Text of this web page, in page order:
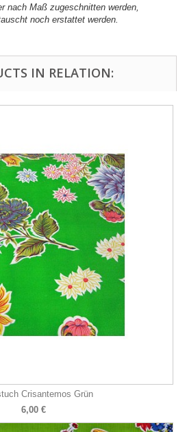
nach Maß zugeschnitten werden,
noch erstattet werden.
IN RELATION:
Crisantemos Grün
6,00 €